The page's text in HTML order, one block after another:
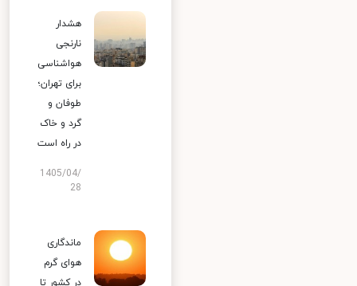
هشدار
نارنجی
هواشناسی
برای تهران؛
طوفان و
گرد و خاک
در راه است
1405/04/
28
ماندگاری
هوای گرم
در کشور تا